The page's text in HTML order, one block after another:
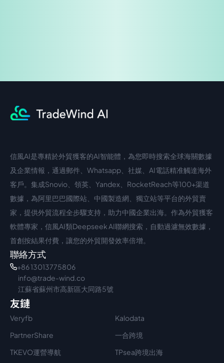
中文入口
信風AI是專精於外貿獲客的AI智能體，為您即時搜索全球海關數據
及企業情報，通過郵件、Whatsapp、社媒、AI電話精准觸達海外
客戶。集成Snovio、領英、Yandex、RocketReach等100+渠道
數據，為阿里巴巴國際站、中國製造網、獨立站等平台的外貿賣
家，提供外貿流程全步驟支持，助力中國企業出海。作為外貿獲客
軟體專家，信風AI類Deepseek AI聯網搜索，自動過濾無效數據，
首創按結果付費，讓您的外貿開發效率倍增。
聯絡方式
+86 13013775806
info@trade-wind.co
江蘇省蘇州市高新區大同路5號
友鏈
Veryfb
Kalodata
PartnerShare
一合跨境
TKEVO運營導航
TPsea跨境出海